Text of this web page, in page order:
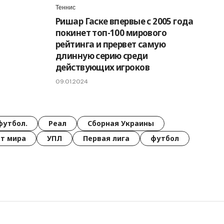
Теннис
Ришар Гаске впервые с 2005 года
покинет топ-100 мирового
рейтинга и прервет самую
длинную серию среди
действующих игроков
09.01.2024
Реал
Сборная Украины
мира
УПЛ Первая лига футбол